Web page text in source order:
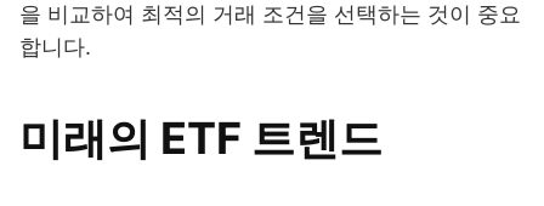
을 비교하여 최적의 거래 조건을 선택하는 것이 중요
합니다.
미래의 ETF 트렌드